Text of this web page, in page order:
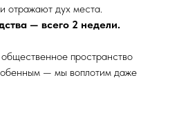
отражают дух места.
— всего 2 недели.
пространство
— мы воплотим даже